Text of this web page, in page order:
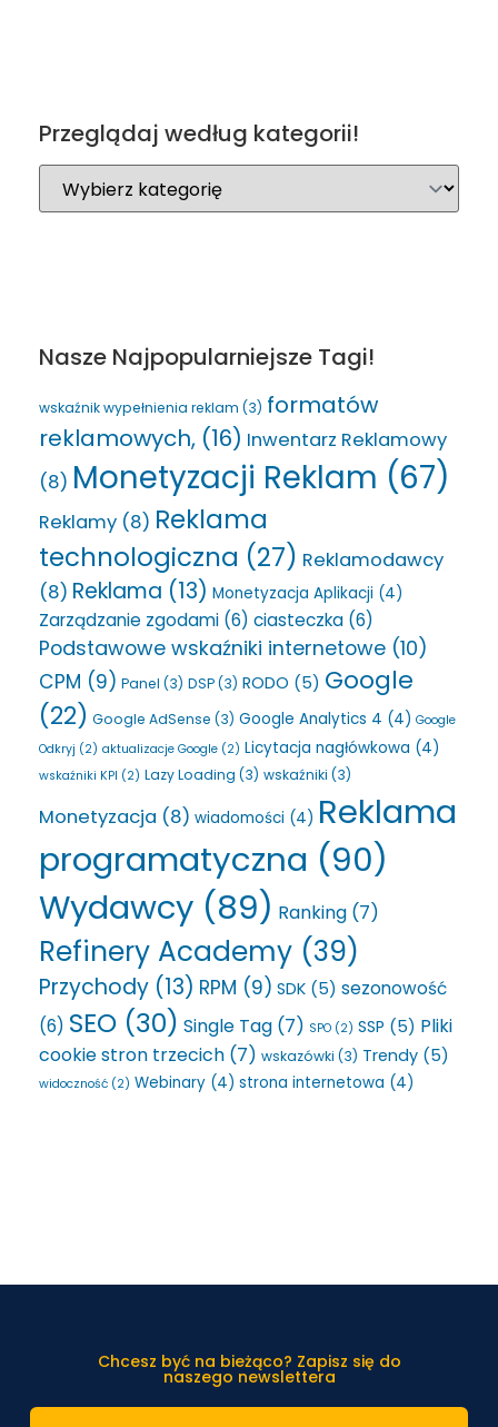
Przeglądaj według kategorii!
Nasze Najpopularniejsze Tagi!
wskaźnik wypełnienia reklam (3) formatów
reklamowych, (16) Inwentarz Reklamowy
(8) Monetyzacji Reklam (67)
Reklamy (8) Reklama
technologiczna (27) Reklamodawcy
(8) Reklama (13) Monetyzacja Aplikacji (4)
Zarządzanie zgodami (6) ciasteczka (6)
Podstawowe wskaźniki internetowe (10)
CPM (9) Panel (3) DSP(3) RODO (5) Google
(22) Google AdSense (3) Google Analytics 4 (4) Google
Odkryj (2) aktualizacje Google (2) Licytacja nagłówkowa (4)
wskaźniki KPI (2) Lazy Loading (3) wskaźniki (3)
Monetyzacja (8) wiadomości (4) Reklama
programatyczna (90)
Wydawcy (89) Ranking (7)
Refinery Academy (39)
Przychody (13) RPM (9) SDK (5) sezonowość
(6) SEO (30) Single Tag (7) SPO (2) SSP (5) Pliki
cookie stron trzecich (7) wskazówki (3) Trendy (5)
widoczność (2) Webinary (4) strona internetowa (4)
Chcesz być na bieżąco? Zapisz się do
naszego newslettera